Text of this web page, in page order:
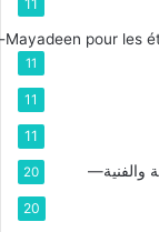
11
11
11
11
والفنية— 20
20